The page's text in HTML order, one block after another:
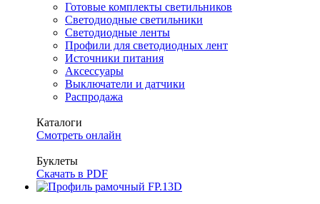
Готовые комплекты светильников
Светодиодные светильники
Светодиодные ленты
Профили для светодиодных лент
Источники питания
Аксессуары
Выключатели и датчики
Распродажа
Каталоги
Смотреть онлайн
Буклеты
Скачать в PDF